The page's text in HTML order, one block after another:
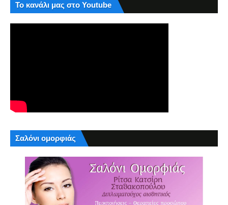
Το κανάλι μας στο Youtube
Σαλόνι ομορφιάς